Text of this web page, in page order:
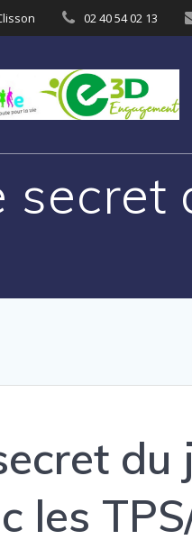
02 40 54 02 13
secret
les